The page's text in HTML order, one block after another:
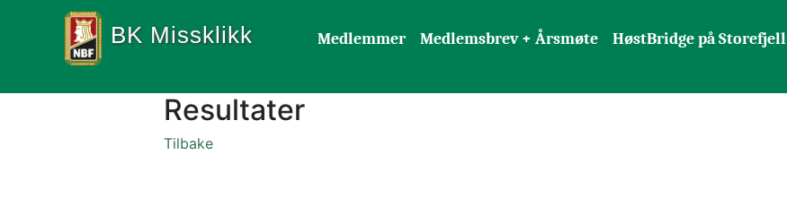
BK Missklikk Medlemmer Medlemsbrev + Årsmøte HøstBridge på Storefjell
Resultater
Tilbake